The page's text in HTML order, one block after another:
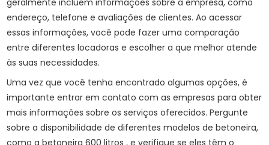
geralmente incluem informações sobre a empresa, como
endereço, telefone e avaliações de clientes. Ao acessar
essas informações, você pode fazer uma comparação
entre diferentes locadoras e escolher a que melhor atende
às suas necessidades.
Uma vez que você tenha encontrado algumas opções, é
importante entrar em contato com as empresas para obter
mais informações sobre os serviços oferecidos. Pergunte
sobre a disponibilidade de diferentes modelos de betoneira,
como abetoneira 600 litros, e verifique se eles têm o